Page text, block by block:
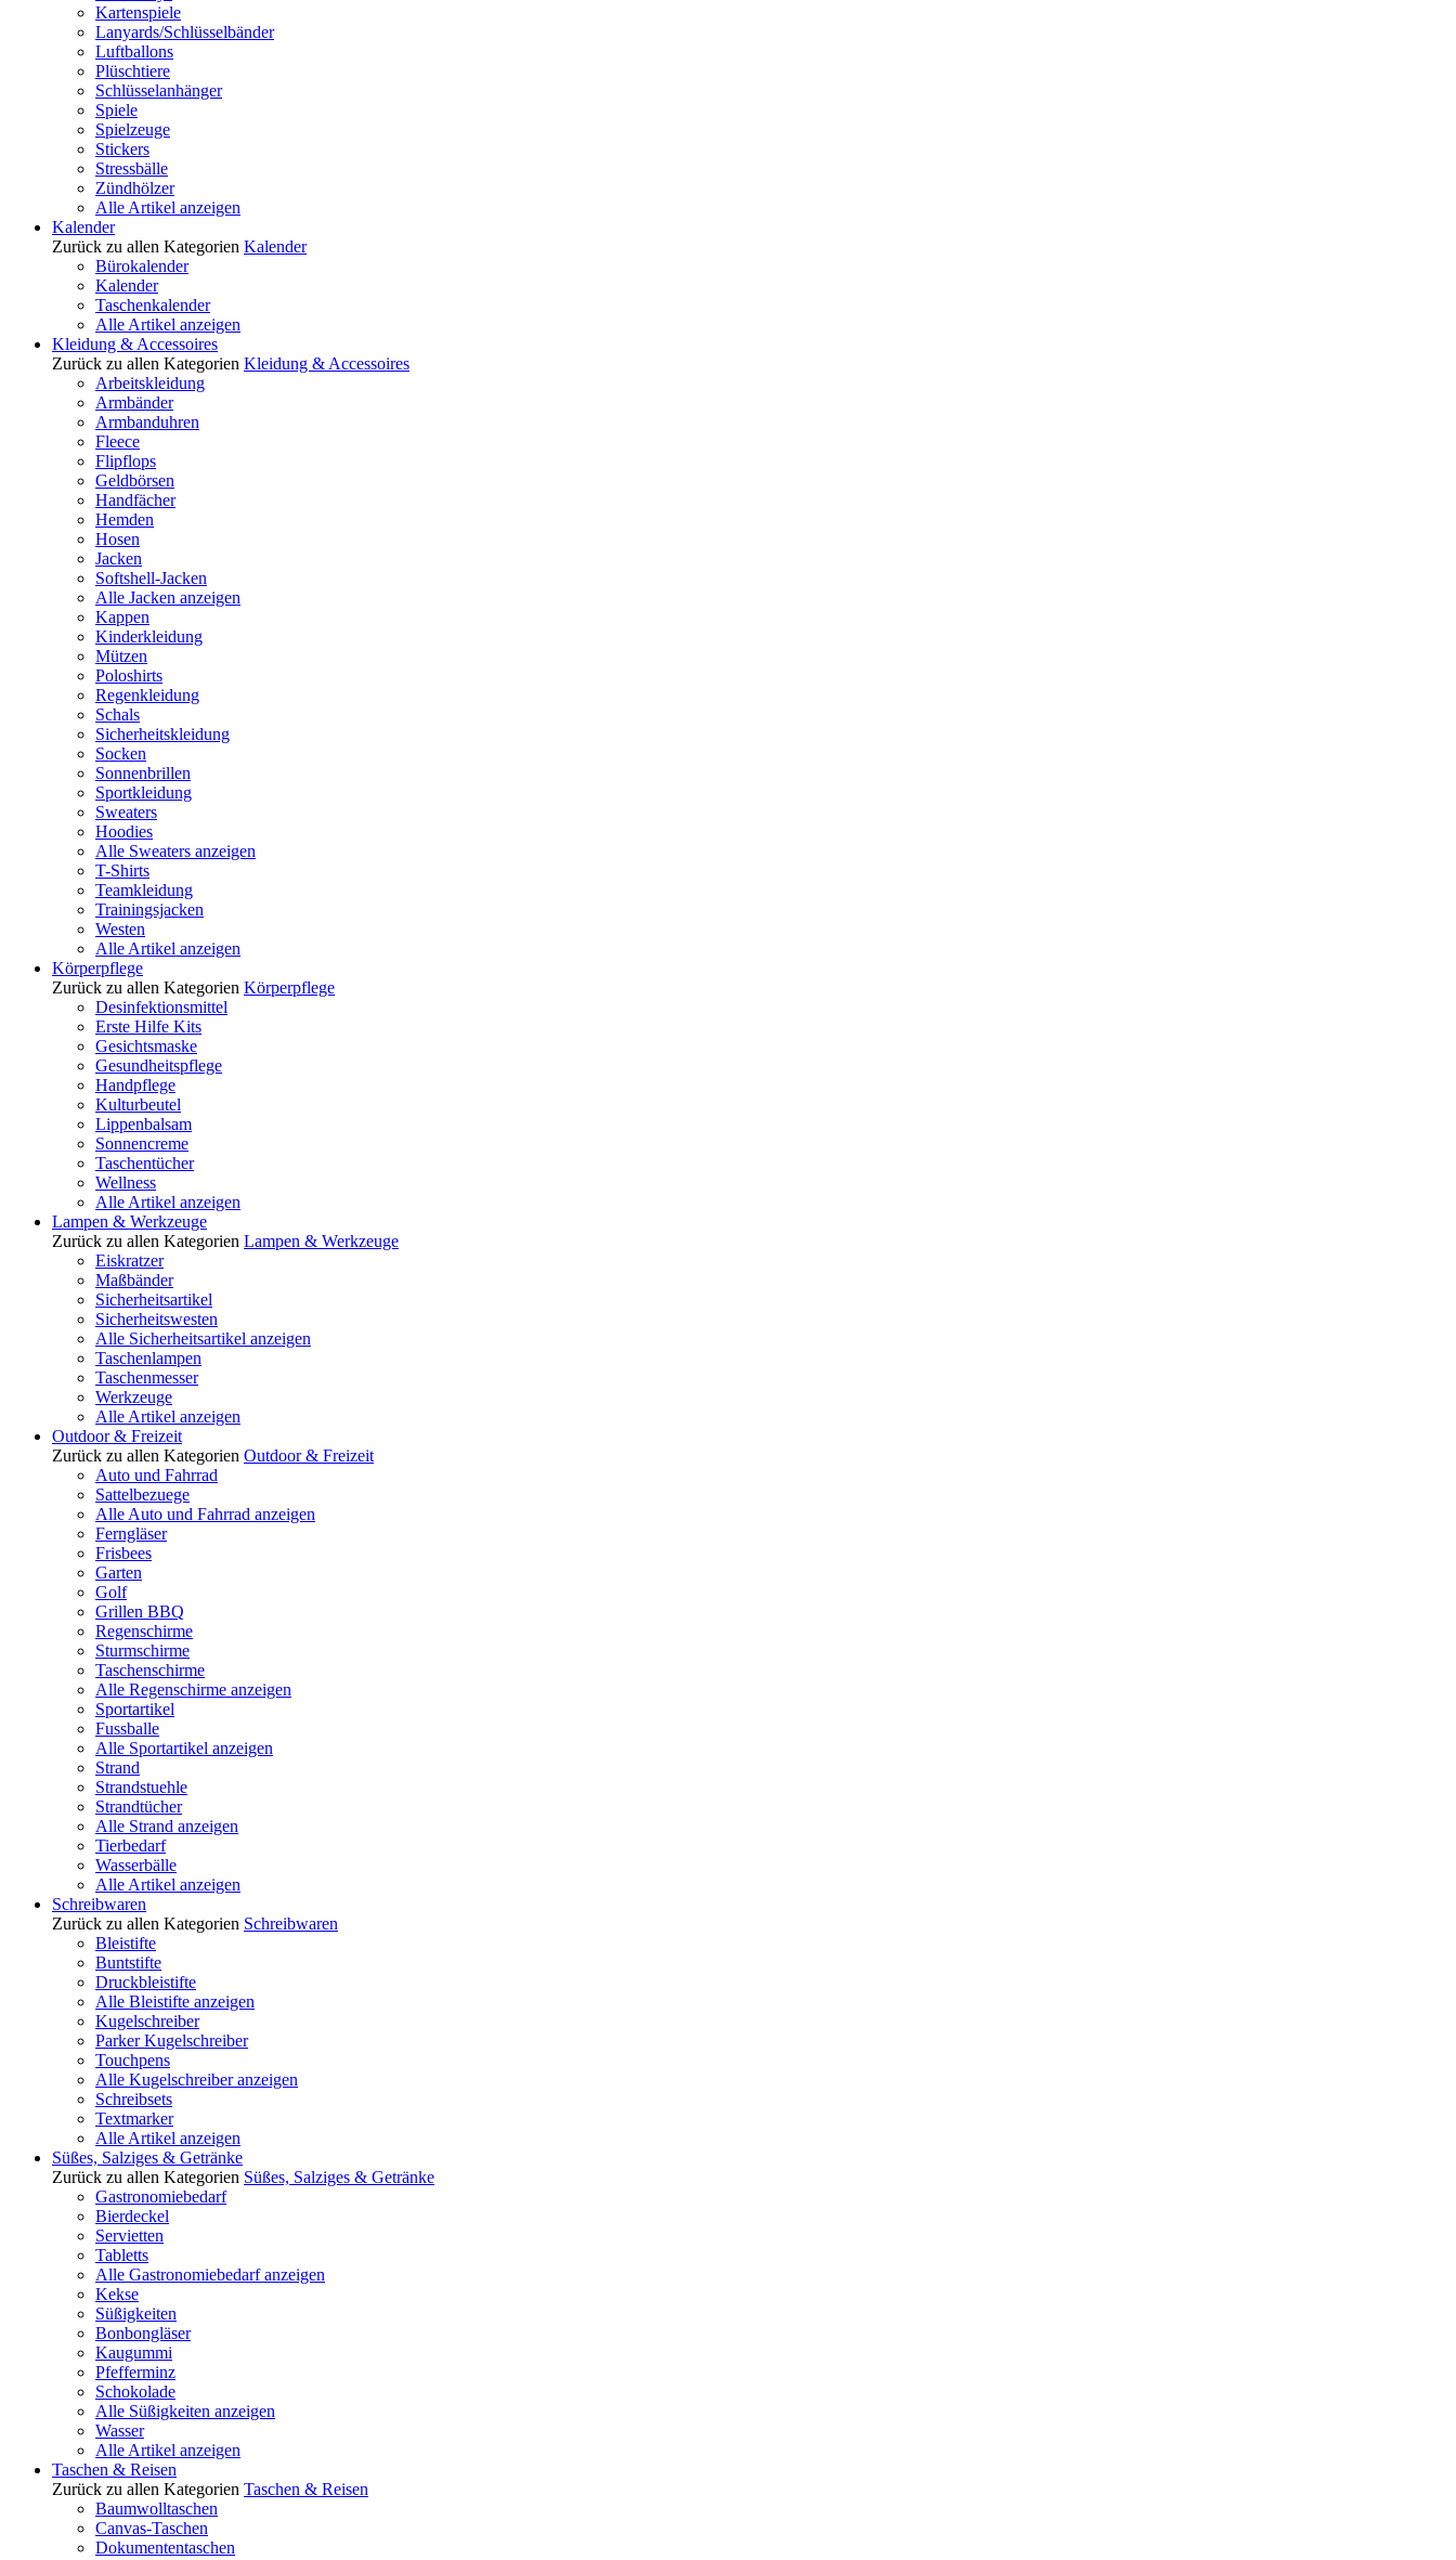
Kartenspiele
Lanyards/Schlüsselbänder
Luftballons
Plüschtiere
Schlüsselanhänger
Spiele
Spielzeuge
Stickers
Stressbälle
Zündhölzer
Alle Artikel anzeigen
Kalender
Zurück zu allen Kategorien Kalender
Bürokalender
Kalender
Taschenkalender
Alle Artikel anzeigen
Kleidung & Accessoires
Zurück zu allen Kategorien Kleidung & Accessoires
Arbeitskleidung
Armbänder
Armbanduhren
Fleece
Flipflops
Geldbörsen
Handfächer
Hemden
Hosen
Jacken
Softshell-Jacken
Alle Jacken anzeigen
Kappen
Kinderkleidung
Mützen
Poloshirts
Regenkleidung
Schals
Sicherheitskleidung
Socken
Sonnenbrillen
Sportkleidung
Sweaters
Hoodies
Alle Sweaters anzeigen
T-Shirts
Teamkleidung
Trainingsjacken
Westen
Alle Artikel anzeigen
Körperpflege
Zurück zu allen Kategorien Körperpflege
Desinfektionsmittel
Erste Hilfe Kits
Gesichtsmaske
Gesundheitspflege
Handpflege
Kulturbeutel
Lippenbalsam
Sonnencreme
Taschentücher
Wellness
Alle Artikel anzeigen
Lampen & Werkzeuge
Zurück zu allen Kategorien Lampen & Werkzeuge
Eiskratzer
Maßbänder
Sicherheitsartikel
Sicherheitswesten
Alle Sicherheitsartikel anzeigen
Taschenlampen
Taschenmesser
Werkzeuge
Alle Artikel anzeigen
Outdoor & Freizeit
Zurück zu allen Kategorien Outdoor & Freizeit
Auto und Fahrrad
Sattelbezuege
Alle Auto und Fahrrad anzeigen
Ferngläser
Frisbees
Garten
Golf
Grillen BBQ
Regenschirme
Sturmschirme
Taschenschirme
Alle Regenschirme anzeigen
Sportartikel
Fussballe
Alle Sportartikel anzeigen
Strand
Strandstuehle
Strandtücher
Alle Strand anzeigen
Tierbedarf
Wasserbälle
Alle Artikel anzeigen
Schreibwaren
Zurück zu allen Kategorien Schreibwaren
Bleistifte
Buntstifte
Druckbleistifte
Alle Bleistifte anzeigen
Kugelschreiber
Parker Kugelschreiber
Touchpens
Alle Kugelschreiber anzeigen
Schreibsets
Textmarker
Alle Artikel anzeigen
Süßes, Salziges & Getränke
Zurück zu allen Kategorien Süßes, Salziges & Getränke
Gastronomiebedarf
Bierdeckel
Servietten
Tabletts
Alle Gastronomiebedarf anzeigen
Kekse
Süßigkeiten
Bonbongläser
Kaugummi
Pfefferminz
Schokolade
Alle Süßigkeiten anzeigen
Wasser
Alle Artikel anzeigen
Taschen & Reisen
Zurück zu allen Kategorien Taschen & Reisen
Baumwolltaschen
Canvas-Taschen
Dokumententaschen